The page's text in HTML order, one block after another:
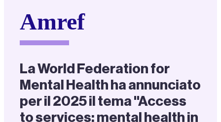
Amref
La World Federation for
Mental Health ha annunciato
per il 2025 il tema "Access
to services: mental health in